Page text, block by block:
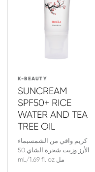
K-BEAUTY
SUNCREAM
SPF50+ RICE
WATER AND TEA
TREE OIL
كريم واقي من الشمسبماء
الأرز وزيت شجرة الشاي.50
mL/1.69 fl. oz مل